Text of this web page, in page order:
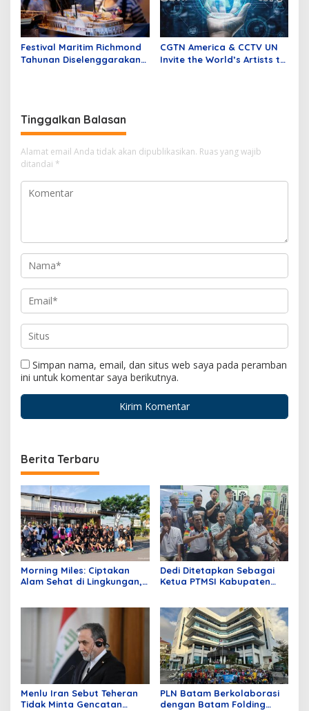
Festival Maritim Richmond
Tahunan Diselenggarakan
CGTN America & CCTV UN
Invite the World’s Artists to
Tinggalkan Balasan
Alamat email Anda tidak akan dipublikasikan. Ruas yang wajib
ditandai *
Simpan nama, email, dan situs web saya pada peramban
ini untuk komentar saya berikutnya.
Berita Terbaru
Morning Miles: Ciptakan
Alam Sehat di Lingkungan,
Dedi Ditetapkan Sebagai
Ketua PTMSI Kabupaten
Menlu Iran Sebut Teheran
Tidak Minta Gencatan
PLN Batam Berkolaborasi
dengan Batam Folding